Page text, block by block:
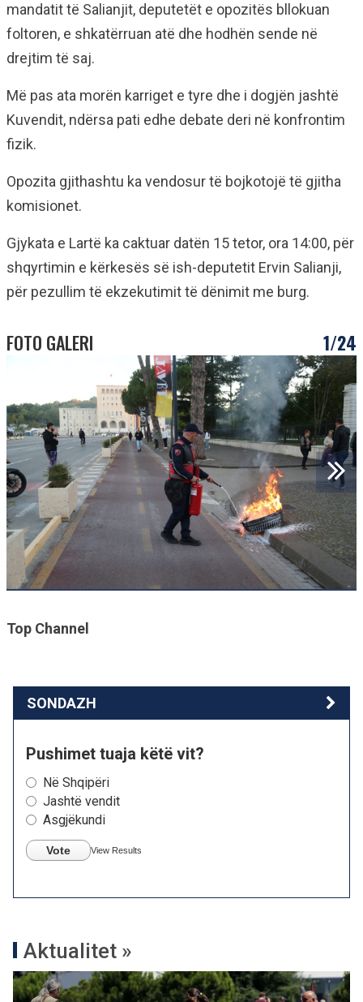
mandatit të Salianjit, deputetët e opozitës bllokuan
foltoren, e shkatërruan atë dhe hodhën sende në
drejtim të saj.
Më pas ata morën karriget e tyre dhe i dogjën jashtë
Kuvendit, ndërsa pati edhe debate deri në konfrontim
fizik.
Opozita gjithashtu ka vendosur të bojkotojë të gjitha
komisionet.
Gjykata e Lartë ka caktuar datën 15 tetor, ora 14:00, për
shqyrtimin e kërkesës së ish-deputetit Ervin Salianji,
për pezullim të ekzekutimit të dënimit me burg.
FOTO GALERI 1/24
Top Channel
SONDAZH
Pushimet tuaja këtë vit?
Në Shqipëri
Jashtë vendit
Asgjëkundi
Vote View Results
Aktualitet »